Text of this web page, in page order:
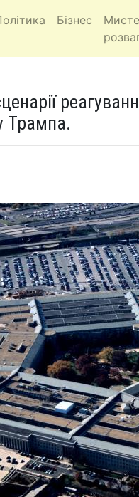
Бізнес
Трампа.